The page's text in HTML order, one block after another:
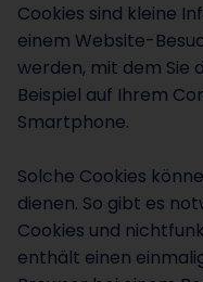
Cookies sind kleine
einem Website-
werden, mit dem Sie
Beispiel auf Ihrem
Smartphone.
Solche Cookies
dienen. So gibt es
Cookies und
enthält einen